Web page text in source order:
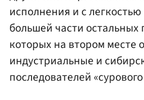
исполнения и с
большей части остальных
которых на втором месте
индустриальные и
последователей